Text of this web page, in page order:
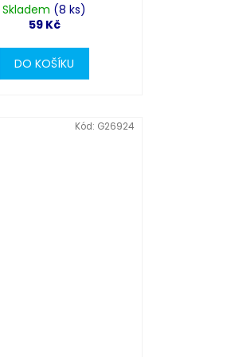
Skladem (8 ks)
59 Kč
DO KOŠÍKU
Kód: G26924